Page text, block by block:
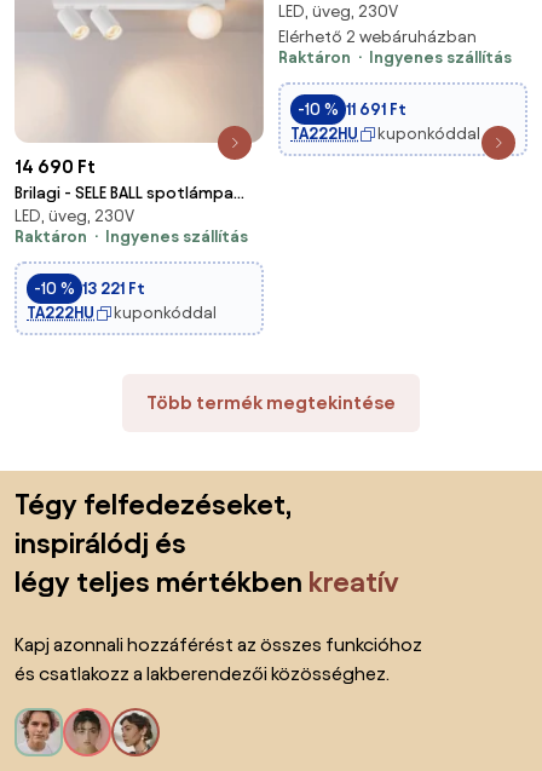
14 690 Ft
Brilagi - SELE BALL spotlámpa
2xGU10/30W/230V + 1xG9/10W
fehér
LED, üveg, 230V
Raktáron
Ingyenes szállítás
-10 % 13 221 Ft
TA222HU
kuponkóddal
PRAHA 3xGU10/10W/230V fekete
LED, üveg, 230V
Elérhető 2 webáruházban
Raktáron
Ingyenes szállítás
-10 % 11 691 Ft
TA222HU
kuponkóddal
Több termék megtekintése
Tégy felfedezéseket,
inspirálódj és
légy teljes mértékben kreatív
Kapj azonnali hozzáférést az összes funkcióhoz
és csatlakozz a lakberendezői közösséghez.